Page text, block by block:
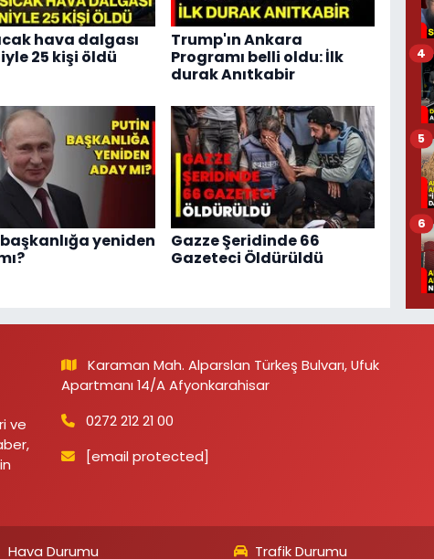
hava dalgası
25 kişi öldü
Trump'ın Ankara
Programı belli oldu: İlk
durak Anıtkabir
yeniden
Gazze Şeridinde 66
Gazeteci Öldürüldü
4
5
6
ve
Karaman Mah. Alparslan Türkeş Bulvarı, Ufuk
Apartmanı 14/A Afyonkarahisar
0272 212 21 00
[email protected]
Hava Durumu Trafik Durumu